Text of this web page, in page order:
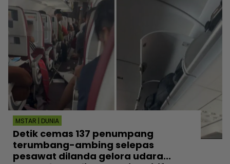
MSTAR | DUNIA
Detik cemas 137 penumpang
terumbang-ambing selepas
pesawat dilanda gelora udara...